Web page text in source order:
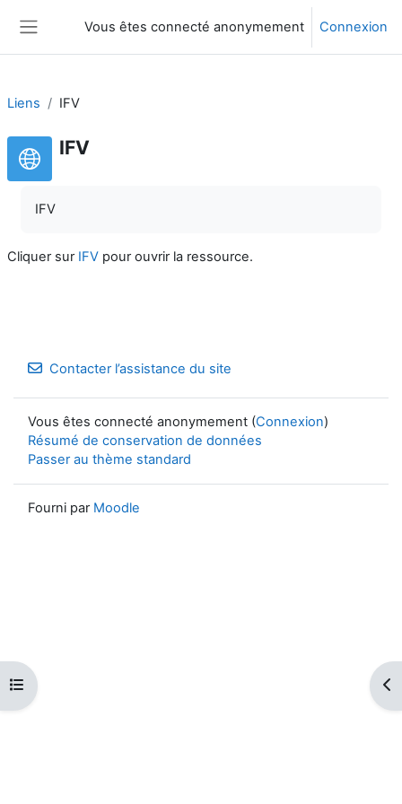
Vous êtes connecté anonymement Connexion
Ouvrir l’index du cours
Liens IFV
IFV
IFV
Cliquer sur IFV pour ouvrir la ressource.
Contacter l’assistance du site
Vous êtes connecté anonymement (Connexion)
Résumé de conservation de données
Passer au thème standard
Fourni par Moodle